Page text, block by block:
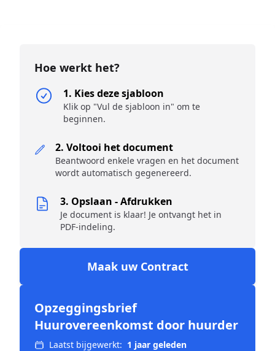
Hoe werkt het?
1. Kies deze sjabloon
Klik op "Vul de sjabloon in" om te
beginnen.
2. Voltooi het document
Beantwoord enkele vragen en het document
wordt automatisch gegenereerd.
3. Opslaan - Afdrukken
Je document is klaar! Je ontvangt het in
PDF-indeling.
Maak uw Contract
Opzeggingsbrief
Huurovereenkomst door huurder
Laatst bijgewerkt: 1 jaar geleden